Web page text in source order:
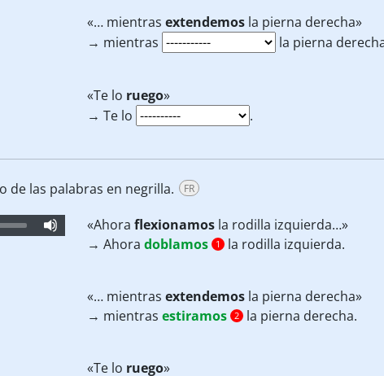
«… mientras extendemos la pierna derecha»
→ mientras
la pierna
«Te lo ruego»
→ Te lo
.
de las palabras en negrilla. FR
«Ahora flexionamos la rodilla izquierda…»
→ Ahora doblamos 1 la rodilla izquierda.
«… mientras extendemos la pierna derecha»
→ mientras estiramos 2 la pierna derecha.
«Te lo ruego»